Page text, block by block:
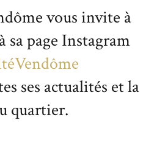
vous invite à
sa page Instagram
ses actualités et la
quartier.